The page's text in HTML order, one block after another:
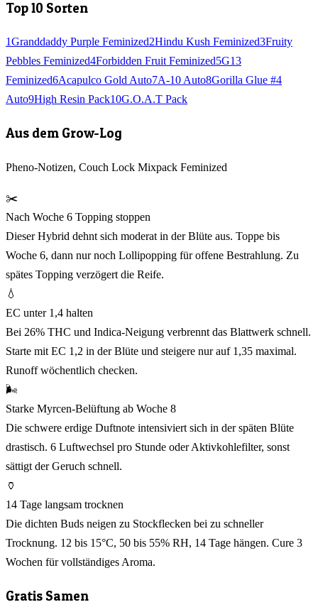
Top 10 Sorten
1Granddaddy Purple Feminized2Hindu Kush Feminized3Fruity
Pebbles Feminized4Forbidden Fruit Feminized5G13
Feminized6Acapulco Gold Auto7A-10 Auto8Gorilla Glue #4
Auto9High Resin Pack10G.O.A.T Pack
Aus dem Grow-Log
Pheno-Notizen, Couch Lock Mixpack Feminized
✂️
Nach Woche 6 Topping stoppen
Dieser Hybrid dehnt sich moderat in der Blüte aus. Toppe bis
Woche 6, dann nur noch Lollipopping für offene Bestrahlung. Zu
spätes Topping verzögert die Reife.
💧
EC unter 1,4 halten
Bei 26% THC und Indica-Neigung verbrennt das Blattwerk schnell.
Starte mit EC 1,2 in der Blüte und steigere nur auf 1,35 maximal.
Runoff wöchentlich checken.
🌬️
Starke Myrcen-Belüftung ab Woche 8
Die schwere erdige Duftnote intensiviert sich in der späten Blüte
drastisch. 6 Luftwechsel pro Stunde oder Aktivkohlefilter, sonst
sättigt der Geruch schnell.
🏺
14 Tage langsam trocknen
Die dichten Buds neigen zu Stockflecken bei zu schneller
Trocknung. 12 bis 15°C, 50 bis 55% RH, 14 Tage hängen. Cure 3
Wochen für vollständiges Aroma.
Gratis Samen